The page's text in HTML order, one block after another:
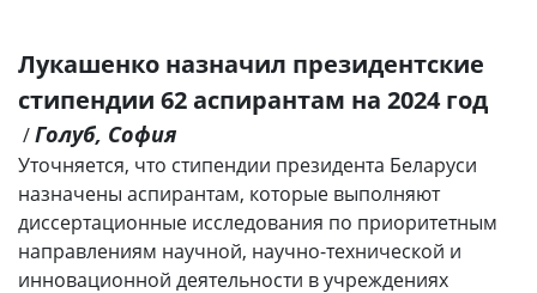
Лукашенко назначил президентские
стипендии 62 аспирантам на 2024 год
/Голуб, София
Уточняется, что стипендии президента Беларуси
назначены аспирантам, которые выполняют
диссертационные исследования по приоритетным
направлениям научной, научно-технической и
инновационной деятельности в учреждениях